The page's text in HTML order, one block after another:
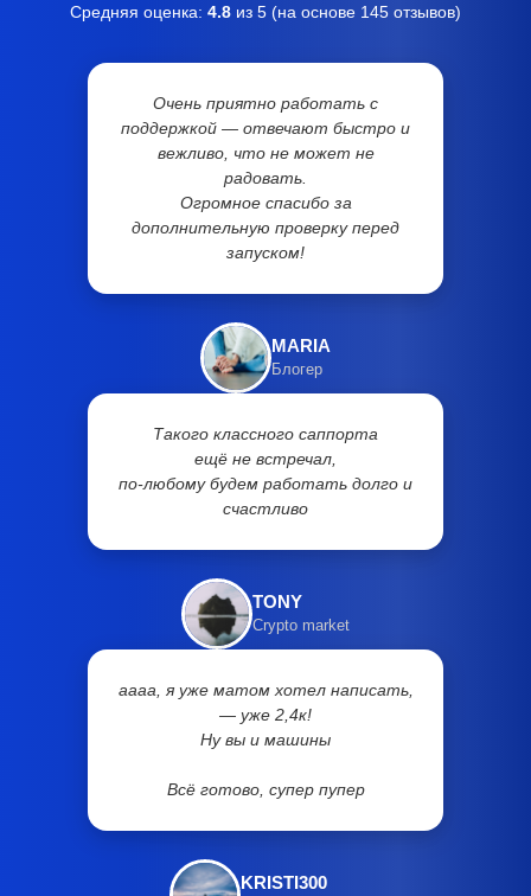
Средняя оценка: 4.8 из 5 (на основе 145 отзывов)
Очень приятно работать с
поддержкой — отвечают быстро и
вежливо, что не может не
радовать.
Огромное спасибо за
дополнительную проверку перед
запуском!
MARIA
Блогер
Такого классного саппорта
ещё не встречал,
по-любому будем работать долго и
счастливо
TONY
Crypto market
аааа, я уже матом хотел написать,
— уже 2,4к!
Ну вы и машины
Всё готово, супер пупер
KRISTI300